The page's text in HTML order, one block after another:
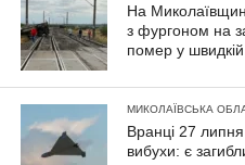
На
з фургоном на
помер у швидкій
МИКОЛАЇВСЬКА
Вранці 27
вибухи: є